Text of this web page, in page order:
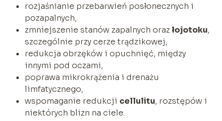
rozjaśnianie przebarwień posłonecznych i
pozapalnych,
zmniejszenie stanów zapalnych orazłojotoku,
szczególnie przy cerze trądzikowej,
redukcja obrzęków i opuchnięć, między
innymi pod oczami,
poprawa mikrokrążenia i drenażu
limfatycznego,
wspomaganie redukcji cellulitu, rozstępów i
niektórych blizn na ciele.